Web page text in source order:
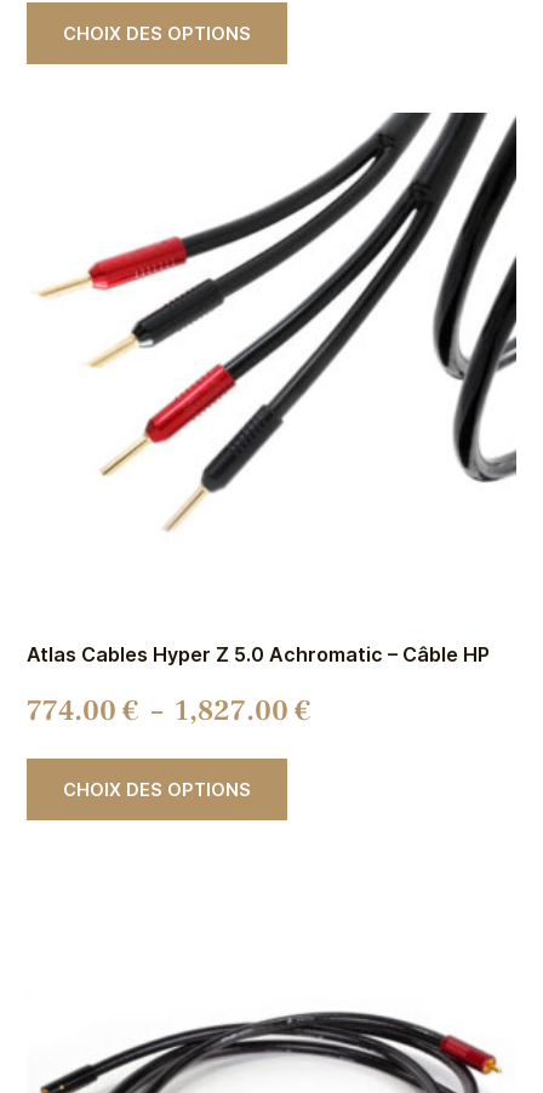
CHOIX DES OPTIONS
Atlas Cables Hyper Z 5.0 Achromatic – Câble HP
774.00€ – 1,827.00€
CHOIX DES OPTIONS